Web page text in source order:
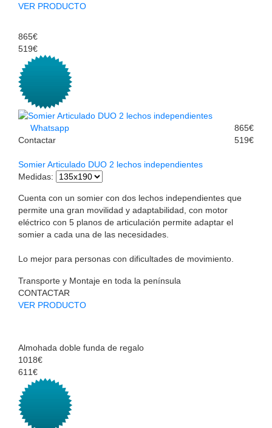
VER PRODUCTO
865€
519€
Whatsapp
Contactar
865€
519€
Somier Articulado DUO 2 lechos independientes
Medidas:
Cuenta con un somier con dos lechos independientes que
permite una gran movilidad y adaptabilidad, con motor
eléctrico con 5 planos de articulación permite adaptar el
somier a cada una de las necesidades.
Lo mejor para personas con dificultades de movimiento.
Transporte y Montaje en toda la península
CONTACTAR
VER PRODUCTO
Almohada doble funda de regalo
1018€
611€